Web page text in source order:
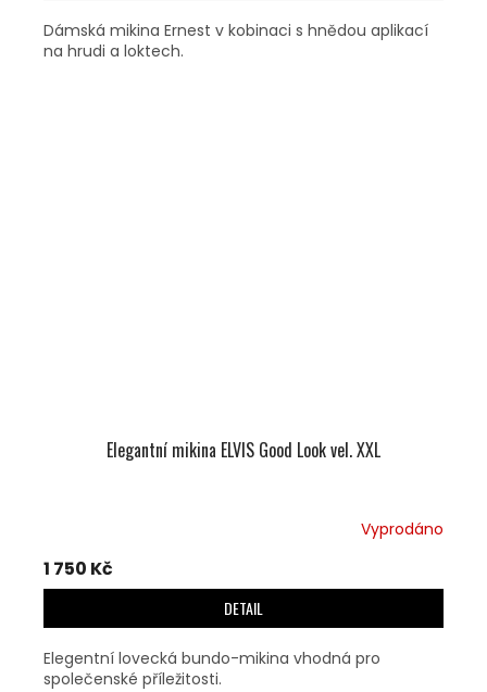
Dámská mikina Ernest v kobinaci s hnědou aplikací
na hrudi a loktech.
Elegantní mikina ELVIS Good Look vel. XXL
Vyprodáno
1 750 Kč
DETAIL
Elegentní lovecká bundo-mikina vhodná pro
společenské příležitosti.